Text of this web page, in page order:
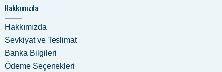
Hakkımızda
Hakkımızda
Sevkiyat ve Teslimat
Banka Bilgileri
Ödeme Seçenekleri